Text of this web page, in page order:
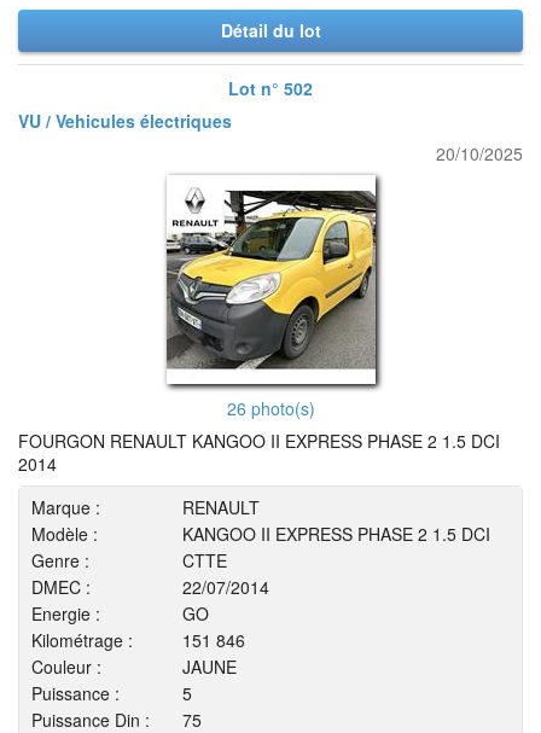
Détail du lot
Lot n° 502
VU / Vehicules électriques
20/10/2025
26 photo(s)
FOURGON RENAULT KANGOO II EXPRESS PHASE 2 1.5 DCI
2014
Marque :
RENAULT
Modèle :
KANGOO II EXPRESS PHASE 2 1.5 DCI
Genre :
CTTE
DMEC :
22/07/2014
Energie :
GO
Kilométrage :
151 846
Couleur :
JAUNE
Puissance :
5
Puissance Din :
75